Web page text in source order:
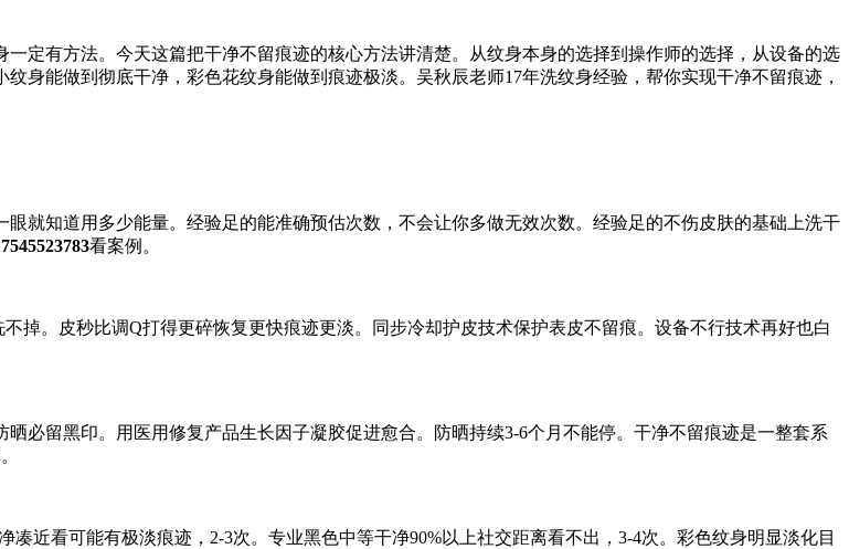
定有方法。今天这篇把干净不留痕迹的核心方法讲清楚。从纹身本身的选择到操作师的选择，从设备的选
身能做到彻底干净，彩色花纹身能做到痕迹极淡。吴秋辰老师17年洗纹身经验，帮你实现干净不留痕迹，
就知道用多少能量。经验足的能准确预估次数，不会让你多做无效次数。经验足的不伤皮肤的基础上洗干
看案例。
掉。皮秒比调Q打得更碎恢复更快痕迹更淡。同步冷却护皮技术保护表皮不留痕。设备不行技术再好也白
必留黑印。用医用修复产品生长因子凝胶促进愈合。防晒持续3-6个月不能停。干净不留痕迹是一整套系
近看可能有极淡痕迹，2-3次。专业黑色中等干净90%以上社交距离看不出，3-4次。彩色纹身明显淡化目